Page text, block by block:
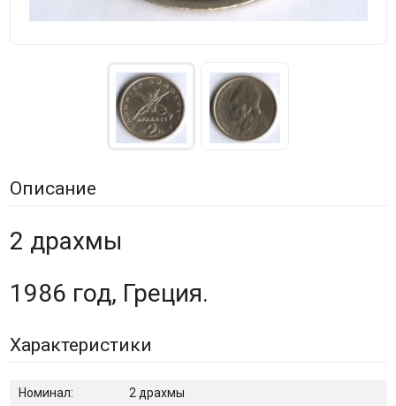
Описание
2 драхмы
1986 год, Греция.
Характеристики
Номинал:
2 драхмы